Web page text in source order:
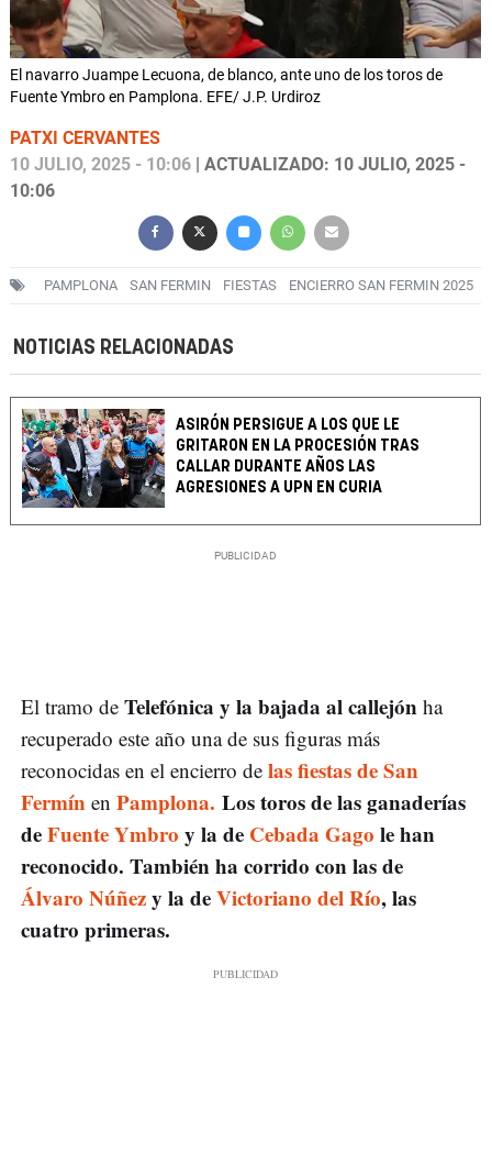
El navarro Juampe Lecuona, de blanco, ante uno de los toros de
Fuente Ymbro en Pamplona. EFE/ J.P. Urdiroz
PATXI CERVANTES
10 JULIO, 2025 - 10:06 | ACTUALIZADO: 10 JULIO, 2025 -
10:06
PAMPLONA SAN FERMIN FIESTAS ENCIERRO SAN FERMIN 2025
NOTICIAS RELACIONADAS
ASIRÓN PERSIGUE A LOS QUE LE
GRITARON EN LA PROCESIÓN TRAS
CALLAR DURANTE AÑOS LAS
AGRESIONES A UPN EN CURIA
El tramo de Telefónica y la bajada al callejón ha
recuperado este año una de sus figuras más
reconocidas en el encierro de las fiestas de San
Fermín en Pamplona. Los toros de las ganaderías
deFuente Ymbro y la de Cebada Gago le han
reconocido. También ha corrido con las de
Álvaro Núñezy la deVictoriano del Río, las
cuatro primeras.